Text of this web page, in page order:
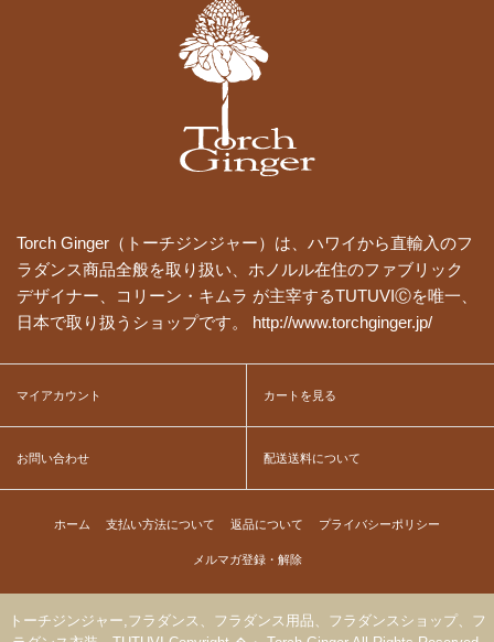
Torch Ginger（トーチジンジャー）は、ハワイから直輸入のフ
ラダンス商品全般を取り扱い、ホノルル在住のファブリック
デザイナー、コリーン・キムラ が主宰するTUTUVIⒸを唯一、
日本で取り扱うショップです。 http://www.torchginger.jp/
マイアカウント カートを見る
お問い合わせ 配送送料について
ホーム 支払い方法について 返品について プライバシーポリシー
メルマガ登録・解除
トーチジンジャー,フラダンス、フラダンス用品、フラダンスショップ、フ